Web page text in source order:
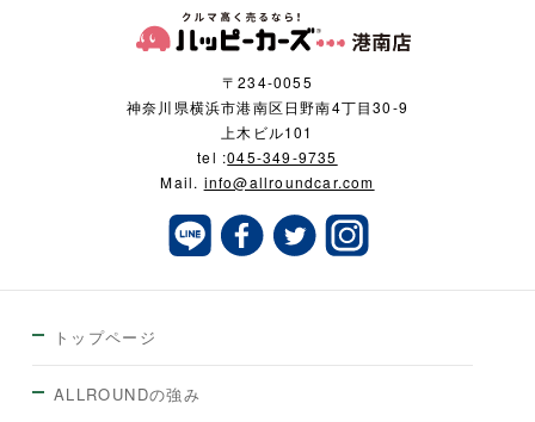
〒234-0055
神奈川県横浜市港南区日野南4丁目30-9
上木ビル101
tel :045-349-9735
Mail. info@allroundcar.com
トップページ
ALLROUNDの強み